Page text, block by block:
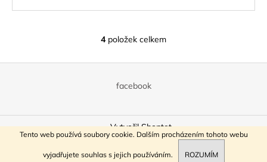
Tento web používá soubory cookie. Dalším procházením tohoto webu
vyjadřujete souhlas s jejich používáním. ROZUMÍM
O
á
c
í
p
4položek celkem
a
t
facebook
Vytvořil Shoptet